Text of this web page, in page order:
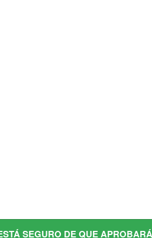
SEGURO DE QUE